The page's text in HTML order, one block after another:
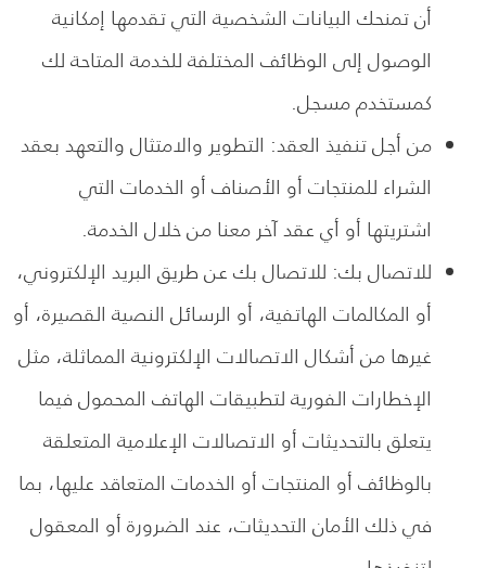
أن تمنحك البيانات الشخصية التي تقدمها إمكانية
الوصول إلى الوظائف المختلفة للخدمة المتاحة لك
كمستخدم مسجل.
من أجل تنفيذ العقد: التطوير والامتثال والتعهد بعقد
الشراء للمنتجات أو الأصناف أو الخدمات التي
اشتريتها أو أي عقد آخر معنا من خلال الخدمة.
للاتصال بك: للاتصال بك عن طريق البريد الإلكتروني،
أو المكالمات الهاتفية، أو الرسائل النصية القصيرة، أو
غيرها من أشكال الاتصالات الإلكترونية المماثلة، مثل
الإخطارات الفورية لتطبيقات الهاتف المحمول فيما
يتعلق بالتحديثات أو الاتصالات الإعلامية المتعلقة
بالوظائف أو المنتجات أو الخدمات المتعاقد عليها، بما
في ذلك الأمان التحديثات، عند الضرورة أو المعقول